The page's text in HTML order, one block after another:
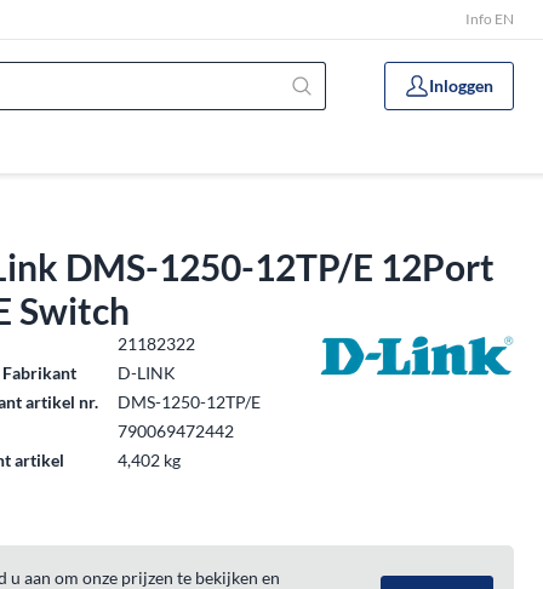
Info EN
Inloggen
DMS-1250-12TP/E 12Port
Switch
21182322
D-LINK
artikel nr.
DMS-1250-12TP/E
790069472442
artikel
4,402 kg
u aan om onze prijzen te bekijken en